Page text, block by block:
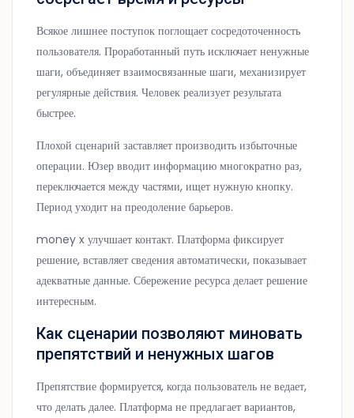
Всякое лишнее поступок поглощает сосредоточенность
пользователя. Проработанный путь исключает ненужные
шаги, объединяет взаимосвязанные шаги, механизирует
регулярные действия. Человек реализует результата
быстрее.
Плохой сценарий заставляет производить избыточные
операции. Юзер вводит информацию многократно раз,
переключается между частями, ищет нужную кнопку.
Период уходит на преодоление барьеров.
money x улучшает контакт. Платформа фиксирует
решение, вставляет сведения автоматически, показывает
адекватные данные. Сбережение ресурса делает решение
интересным.
Как сценарии позволяют миновать
препятствий и ненужных шагов
Препятствие формируется, когда пользователь не ведает,
что делать далее. Платформа не предлагает вариантов,